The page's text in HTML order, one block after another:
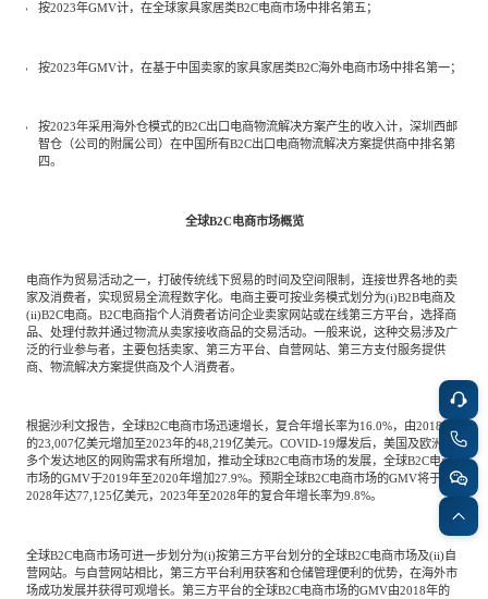
按2023年GMV计，在全球家具家居类B2C电商市场中排名第五；
按2023年GMV计，在基于中国卖家的家具家居类B2C海外电商市场中排名第一；
按2023年采用海外仓模式的B2C出口电商物流解决方案产生的收入计，深圳西邮
智仓（公司的附属公司）在中国所有B2C出口电商物流解决方案提供商中排名第
四。
全球B2C电商市场概览
电商作为贸易活动之一，打破传统线下贸易的时间及空间限制，连接世界各地的卖
家及消费者，实现贸易全流程数字化。电商主要可按业务模式划分为(i)B2B电商及
(ii)B2C电商。B2C电商指个人消费者访问企业卖家网站或在线第三方平台，选择商
品、处理付款并通过物流从卖家接收商品的交易活动。一般来说，这种交易涉及广
泛的行业参与者，主要包括卖家、第三方平台、自营网站、第三方支付服务提供
商、物流解决方案提供商及个人消费者。
根据沙利文报告，全球B2C电商市场迅速增长，复合年增长率为16.0%，由2018年
的23,007亿美元增加至2023年的48,219亿美元。COVID-19爆发后，美国及欧洲等
多个发达地区的网购需求有所增加，推动全球B2C电商市场的发展，全球B2C电商
市场的GMV于2019年至2020年增加27.9%。预期全球B2C电商市场的GMV将于
2028年达77,125亿美元，2023年至2028年的复合年增长率为9.8%。
全球B2C电商市场可进一步划分为(i)按第三方平台划分的全球B2C电商市场及(ii)自
营网站。与自营网站相比，第三方平台利用获客和仓储管理便利的优势，在海外市
场成功发展并获得可观增长。第三方平台的全球B2C电商市场的GMV由2018年的